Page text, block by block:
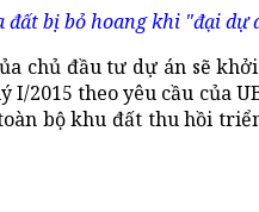
đất bị bỏ hoang khi "đại dự
chủ đầu tư dự án sẽ
I/2015 theo yêu cầu của
bộ khu đất thu hồi